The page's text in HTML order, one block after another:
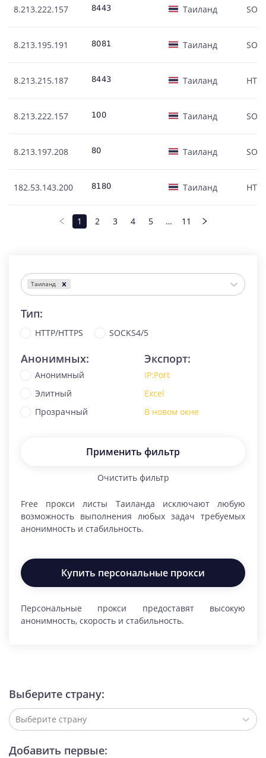
8.213.222.157 Таиланд
8.213.195.191 Таиланд
8.213.215.187 Таиланд HTTP
8.213.222.157 Таиланд
8.213.197.208 Таиланд
182.53.143.200 Таиланд HTTP
1 2 3 4 5 … 11
Таиланд
Тип:
HTTP/HTTPS SOCKS4/5
Анонимных:
Анонимный
Элитный
Прозрачный
Экспорт:
IP:Port
Excel
В новом окне
Применить фильтр
Очистить фильтр
Free прокси листы Таиланда
исключают любую
возможность выполнения любых задач требуемых
анонимность и стабильность.
Купить персональные прокси
Персональные прокси предоставят высокую
анонимность, скорость и стабильность.
Выберите страну:
Выберите страну
Добавить первые: